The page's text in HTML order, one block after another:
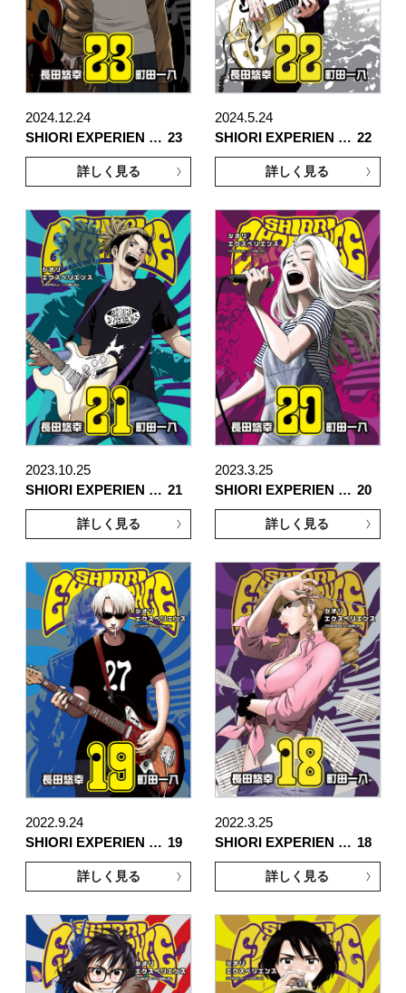
2024.12.24
SHIORI EXPERIEN … 23
詳しく見る
2024.5.24
SHIORI EXPERIEN … 22
詳しく見る
2023.10.25
SHIORI EXPERIEN … 21
詳しく見る
2023.3.25
SHIORI EXPERIEN … 20
詳しく見る
2022.9.24
SHIORI EXPERIEN … 19
詳しく見る
2022.3.25
SHIORI EXPERIEN … 18
詳しく見る